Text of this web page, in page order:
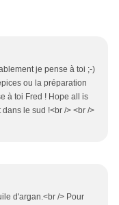
je pense à toi ;-)
ou la préparation
à toi Fred ! Hope all is
le sud !<br /> <br />
d'argan.<br /> Pour